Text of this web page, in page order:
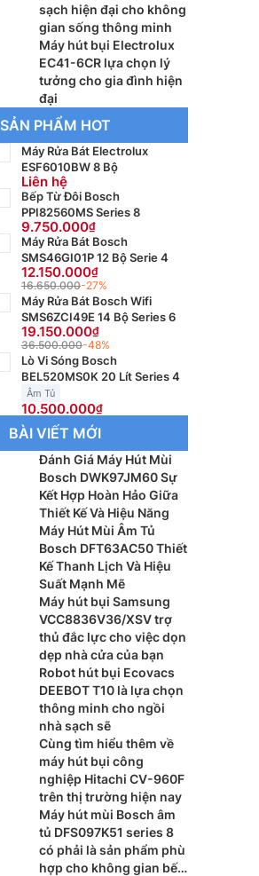
sạch hiện đại cho không
gian sống thông minh
Máy hút bụi Electrolux
EC41-6CR lựa chọn lý
tưởng cho gia đình hiện
đại
SẢN PHẨM HOT
Máy Rửa Bát Electrolux
ESF6010BW 8 Bộ
Liên hệ
Bếp Từ Đôi Bosch
PPI82560MS Series 8
9.750.000
Máy Rửa Bát Bosch
SMS46GI01P 12 Bộ Serie 4
12.150.000
16.650.000-27%
Máy Rửa Bát Bosch Wifi
SMS6ZCI49E 14 Bộ Series 6
19.150.000
36.500.000-48%
Lò Vi Sóng Bosch
BEL520MS0K 20 Lít Series 4
Âm Tủ
10.500.000
BÀI VIẾT MỚI
Đánh Giá Máy Hút Mùi
Bosch DWK97JM60 Sự
Kết Hợp Hoàn Hảo Giữa
Thiết Kế Và Hiệu Năng
Máy Hút Mùi Âm Tủ
Bosch DFT63AC50 Thiết
Kế Thanh Lịch Và Hiệu
Suất Mạnh Mẽ
Máy hút bụi Samsung
VCC8836V36/XSV trợ
thủ đắc lực cho việc dọn
dẹp nhà cửa của bạn
Robot hút bụi Ecovacs
DEEBOT T10 là lựa chọn
thông minh cho ngồi
nhà sạch sẽ
Cùng tìm hiểu thêm về
máy hút bụi công
nghiệp Hitachi CV-960F
trên thị trường hiện nay
Máy hút mùi Bosch âm
tủ DFS097K51 series 8
có phải là sản phẩm phù
hợp cho không gian bếp